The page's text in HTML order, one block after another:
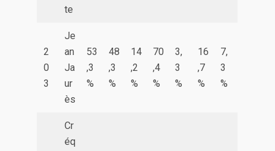
te
2
0
3
Je
an
Ja
ur
ès
53
,3
%
48
,3
%
14
,2
%
70
,4
%
3,
3
%
16
,7
%
7,
3
%
Cr
éq